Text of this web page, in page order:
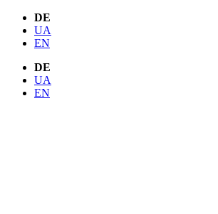
DE
UA
EN
DE
UA
EN